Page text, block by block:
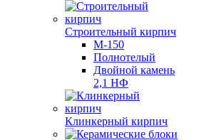
Строительный кирпич
М-150
Полнотелый
Двойной камень
2,1 НФ
Клинкерный кирпич